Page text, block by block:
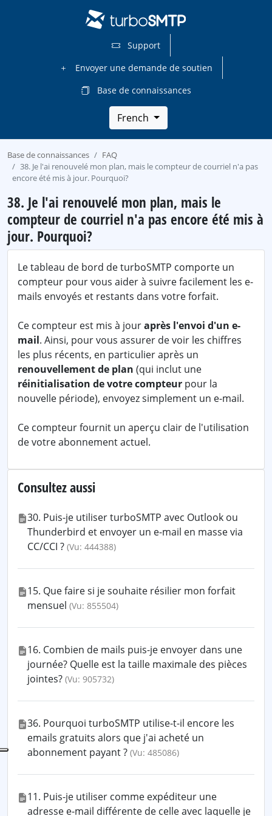
Support
Envoyer une demande de soutien
Base de connaissances
French
Base de connaissances
FAQ
38. Je l'ai renouvelé mon plan, mais le compteur de courriel n'a pas
encore été mis à jour. Pourquoi?
38. Je l'ai renouvelé mon plan, mais le
compteur de courriel n'a pas encore été mis à
jour. Pourquoi?
Le tableau de bord de turboSMTP comporte un
compteur pour vous aider à suivre facilement les e-
mails envoyés et restants dans votre forfait.
Ce compteur est mis à jouraprès l'envoi d'un e-
mail. Ainsi, pour vous assurer de voir les chiffres
les plus récents, en particulier après un
renouvellement de plan (qui inclut une
réinitialisation de votre compteur pour la
nouvelle période), envoyez simplement un e-mail.
Ce compteur fournit un aperçu clair de l'utilisation
de votre abonnement actuel.
Consultez aussi
30. Puis-je utiliser turboSMTP avec Outlook ou
Thunderbird et envoyer un e-mail en masse via
CC/CCI ? (Vu: 444388)
15. Que faire si je souhaite résilier mon forfait
mensuel (Vu: 855504)
16. Combien de mails puis-je envoyer dans une
journée? Quelle est la taille maximale des pièces
jointes? (Vu: 905732)
36. Pourquoi turboSMTP utilise-t-il encore les
emails gratuits alors que j'ai acheté un
abonnement payant ? (Vu: 485086)
11. Puis-je utiliser comme expéditeur une
adresse e-mail différente de celle avec laquelle je